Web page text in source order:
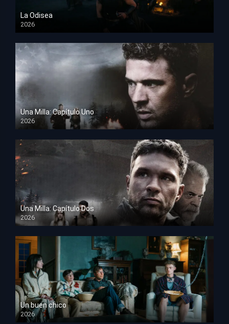
La Odisea
2026
TS Screener
Una Milla: Capítulo Uno
2026
HD 1080p
Una Milla: Capítulo Dos
2026
HD 1080p
Un buen chico
2026
HD 1080p